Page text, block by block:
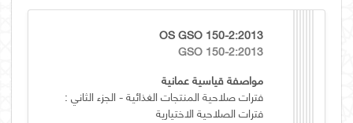
OS GSO 150-2:2013
GSO 150-2:2013
مواصفة قياسية عمانية
فترات صلاحية المنتجات الغذائية - الجزء الثاني :
فترات الصلاحية الاختيارية